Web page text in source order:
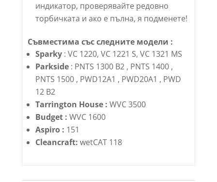
индикатор, проверявайте редовно
торбичката и ако е пълна, я подменете!
Съвместима със следните модели :
Sparky: VC 1220, VC 1221 S, VC 1321 MS
Parkside: PNTS 1300 B2 , PNTS 1400 ,
PNTS 1500 , PWD12A1 , PWD20A1 , PWD
12 B2
Tarrington House : WVC 3500
Budget : WVC 1600
Aspiro : 151
Cleancraft: wetCAT 118